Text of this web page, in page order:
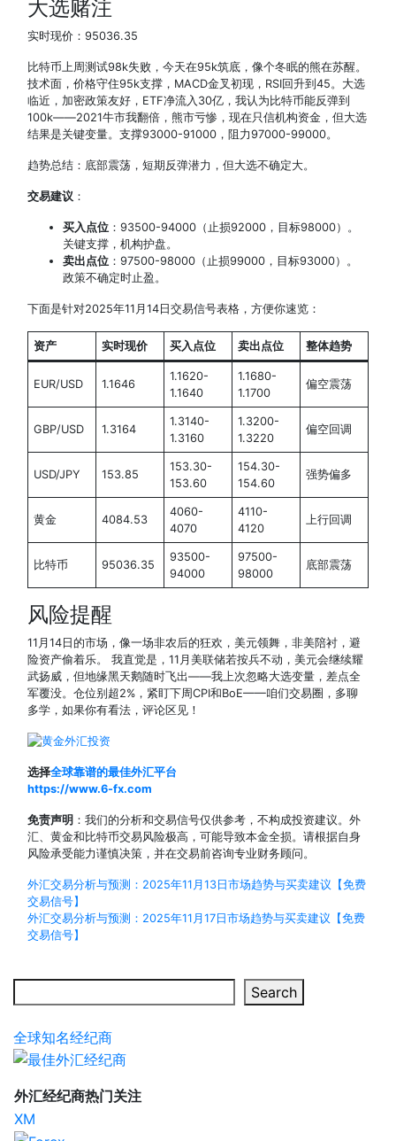
大选赌注
实时现价：95036.35
比特币上周测试98k失败，今天在95k筑底，像个冬眠的熊在苏醒。
技术面，价格守住95k支撑，MACD金叉初现，RSI回升到45。大选
临近，加密政策友好，ETF净流入30亿，我认为比特币能反弹到
100k——2021牛市我翻倍，熊市亏惨，现在只信机构资金，但大选
结果是关键变量。支撑93000-91000，阻力97000-99000。
趋势总结：底部震荡，短期反弹潜力，但大选不确定大。
交易建议 ：
买入点位 ：93500-94000（止损92000，目标98000）。
关键支撑，机构护盘。
卖出点位 ：97500-98000（止损99000，目标93000）。
政策不确定时止盈。
下面是针对2025年11月14日交易信号表格，方便你速览：
资产 实时现价 买入点位 卖出点位 整体趋势
EUR/USD 1.1646
1.1620-
1.1640
1.1680-
1.1700
偏空震荡
GBP/USD 1.3164
1.3140-
1.3160
1.3200-
1.3220
偏空回调
USD/JPY 153.85
153.30-
153.60
154.30-
154.60
强势偏多
黄金 4084.53
4060-
4070
4110-
4120
上行回调
比特币 95036.35
93500-
94000
97500-
98000
底部震荡
风险提醒
11月14日的市场，像一场非农后的狂欢，美元领舞，非美陪衬，避
险资产偷着乐。 我直觉是，11月美联储若按兵不动，美元会继续耀
武扬威，但地缘黑天鹅随时飞出——我上次忽略大选变量，差点全
军覆没。仓位别超2%，紧盯下周CPI和BoE——咱们交易圈，多聊
多学，如果你有看法，评论区见！
选择全球靠谱的最佳外汇平台
https://www.6-fx.com
免责声明 ：我们的分析和交易信号仅供参考，不构成投资建议。外
汇、黄金和比特币交易风险极高，可能导致本金全损。请根据自身
风险承受能力谨慎决策，并在交易前咨询专业财务顾问。
Post
navigation
外汇交易分析与预测：2025年11月13日市场趋势与买卖建议【免费
交易信号】
外汇交易分析与预测：2025年11月17日市场趋势与买卖建议【免费
交易信号】
Search
全球知名经纪商
外汇经纪商热门关注
XM